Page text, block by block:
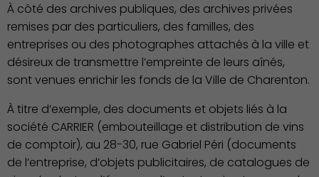
Associations et Sports
À côté des archives publiques, des archives privées
remises par des particuliers, des familles, des
entreprises ou des photographes attachés à la ville et
désireux de transmettre l’empreinte de leurs aînés,
sont venues enrichir les fonds de la Ville de Charenton.
À titre d’exemple, des documents et objets liés à la
société CARRIER (embouteillage et distribution de vins
de comptoir), au 28-30, rue Gabriel Péri (documents
de l’entreprise, d’objets publicitaires, de catalogues de